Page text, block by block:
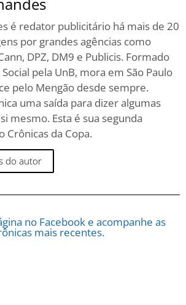
é redator publicitário há mais de 20
por grandes agências como
DPZ, DM9 e Publicis. Formado
pela UnB, mora em São Paulo
pelo Mengão desde sempre.
uma saída para dizer algumas
mesmo. Esta é sua segunda
Crônicas da Copa.
do autor
no Facebook e acompanhe as
mais recentes.